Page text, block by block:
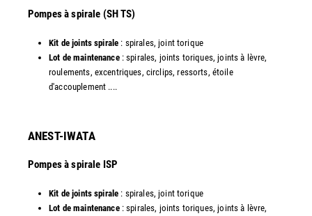
​Pompes à spirale (SH TS)
Kit de joints spirale : spirales, joint torique
Lot de maintenance: spirales, joints toriques, joints à lèvre,
roulements, excentriques, circlips, ressorts, étoile
d'accouplement ....​
ANEST-IWATA
Pompes à spirale ISP
Kit de joints spirale : spirales, joint torique
Lot de maintenance: spirales, joints toriques, joints à lèvre,